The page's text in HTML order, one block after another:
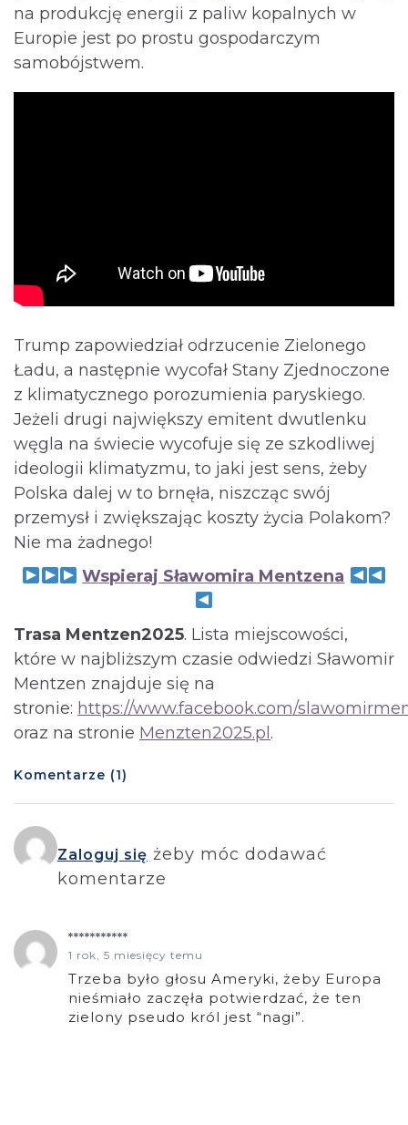
na produkcję energii z paliw kopalnych w
Europie jest po prostu gospodarczym
samobójstwem.
Trump zapowiedział odrzucenie Zielonego
Ładu, a następnie wycofał Stany Zjednoczone
z klimatycznego porozumienia paryskiego.
Jeżeli drugi największy emitent dwutlenku
węgla na świecie wycofuje się ze szkodliwej
ideologii klimatyzmu, to jaki jest sens, żeby
Polska dalej w to brnęła, niszcząc swój
przemysł i zwiększając koszty życia Polakom?
Nie ma żadnego!
Wspieraj Sławomira Mentzena
Trasa Mentzen2025. Lista miejscowości,
które w najbliższym czasie odwiedzi Sławomir
Mentzen znajduje się na
stronie: https://www.facebook.com/
oraz na stronie Menzten2025.pl .
Komentarze (1)
Zaloguj się żeby móc dodawać
komentarze
***********
1 rok, 5 miesięcy temu
Trzeba było głosu Ameryki, żeby Europa
nieśmiało zaczęła potwierdzać, że ten
zielony pseudo król jest “nagi”.